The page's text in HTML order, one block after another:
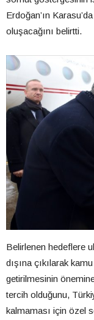
Erdoğan’ın
oluşacağını belirtti.
Belirlenen hedeflere
dışına çıkılarak
getirilmesinin
tercih olduğunu,
kalmaması için özel